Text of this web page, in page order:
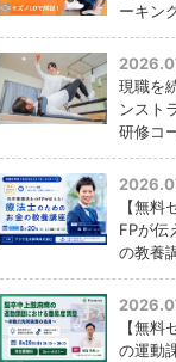
ーキン
現職を
ンスト
研修コ
【無
FPが伝
の教養
【無
の運動